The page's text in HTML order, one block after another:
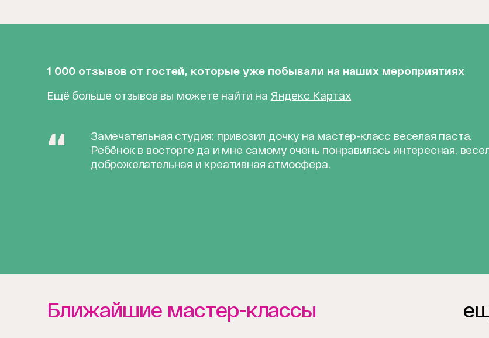
1 000 отзывов от гостей, которые уже побывали на наших мероприятиях
Ещё больше отзывов вы можете найти на Яндекс Картах
Замечательная студия: привозил дочку на мастер-класс веселая паста.
Ребёнок в восторге да и мне самому очень понравилась интересная,
доброжелательная и креативная атмосфера.
Ближайшие мастер-классы